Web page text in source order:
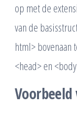
op met de
van de
html> bovenaan
<head> en
Voorbeeld